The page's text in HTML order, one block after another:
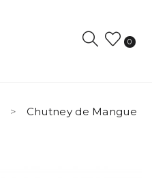
0
Chutney de Mangue